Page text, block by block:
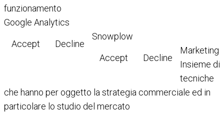
funzionamento
Google Analytics
Accept Decline
Snowplow
Accept Decline
Marketing
Insieme di
tecniche
che hanno per oggetto la strategia commerciale ed in
particolare lo studio del mercato